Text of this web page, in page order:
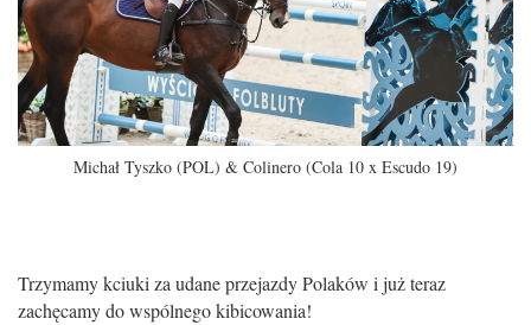
Michał Tyszko (POL) & Colinero (Cola 10 x Escudo 19)
Trzymamy kciuki za udane przejazdy Polaków i już teraz
zachęcamy do wspólnego kibicowania!